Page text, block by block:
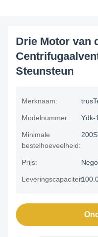
Drie Motor van
Steunsteun
Merknaam:
Modelnummer: Ydk-
Minimale
bestelhoeveelheid:
Prijs:
Leveringscapaciteit: